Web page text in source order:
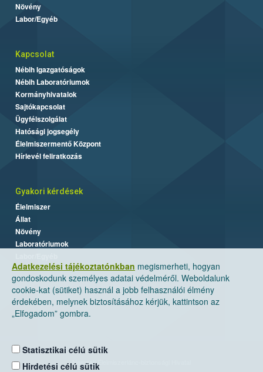
Adatkezelési tájékoztatónkban megismerheti, hogyan
gondoskodunk személyes adatai védelméről. Weboldalunk
cookie-kat (sütiket) használ a jobb felhasználói élmény
érdekében, melynek biztosításához kérjük, kattintson az
„Elfogadom” gombra.
Statisztikai célú sütik
Hirdetési célú sütik
Növény
Labor/Egyéb
Kapcsolat
Nébih Igazgatóságok
Nébih Laboratóriumok
Kormányhivatalok
Sajtókapcsolat
Ügyfélszolgálat
Hatósági jogsegély
Élelmiszermentő Központ
Hírlevél feliratkozás
Gyakori kérdések
Élelmiszer
Állat
Növény
Laboratóriumok
Nemzeti Élelmiszerlánc-biztonsági Hivatal